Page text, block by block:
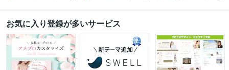
お気に入り登録が多いサービス